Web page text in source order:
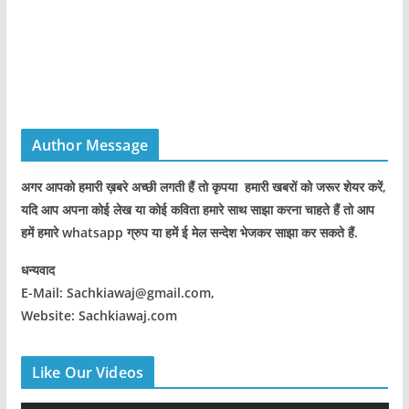
Author Message
अगर आपको हमारी ख़बरे अच्छी लगती हैं तो कृपया हमारी खबरों को जरूर शेयर करें,
यदि आप अपना कोई लेख या कोई कविता हमारे साथ साझा करना चाहते हैं तो आप
हमें हमारे whatsapp ग्रुप या हमें ई मेल सन्देश भेजकर साझा कर सकते हैं.
धन्यवाद
E-Mail: Sachkiawaj@gmail.com,
Website: Sachkiawaj.com
Like Our Videos